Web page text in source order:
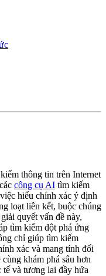
thông tin trên Internet
công cụ AI tìm kiếm
hiểu chính xác ý định
loạt liên kết, buộc chúng
quyết vấn đề này,
tìm kiếm đột phá ứng
chỉ giúp tìm kiếm
xác và mang tính đối
khám phá sâu hơn
và tương lai đầy hứa